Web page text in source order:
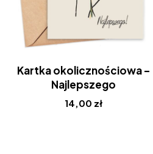
Kartka okolicznościowa –
Najlepszego
14,00 zł